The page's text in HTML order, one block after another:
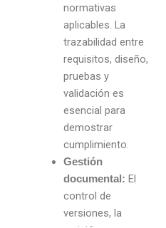
normativas
aplicables. La
trazabilidad entre
requisitos, diseño,
pruebas y
validación es
esencial para
demostrar
cumplimiento.
Gestión
documental: El
control de
versiones, la